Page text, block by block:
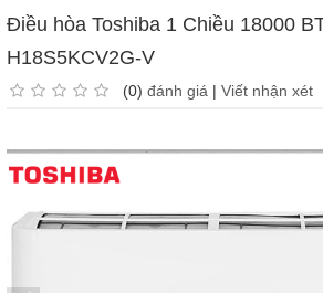
Điều hòa Toshiba 1 Chiều 18000
H18S5KCV2G-V
(0) đánh giá | Viết nhận xét